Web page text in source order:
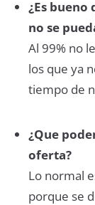
¿Es bueno
no se
Al 99% no
los que ya
tiempo de
¿Que
oferta?
Lo normal
porque se